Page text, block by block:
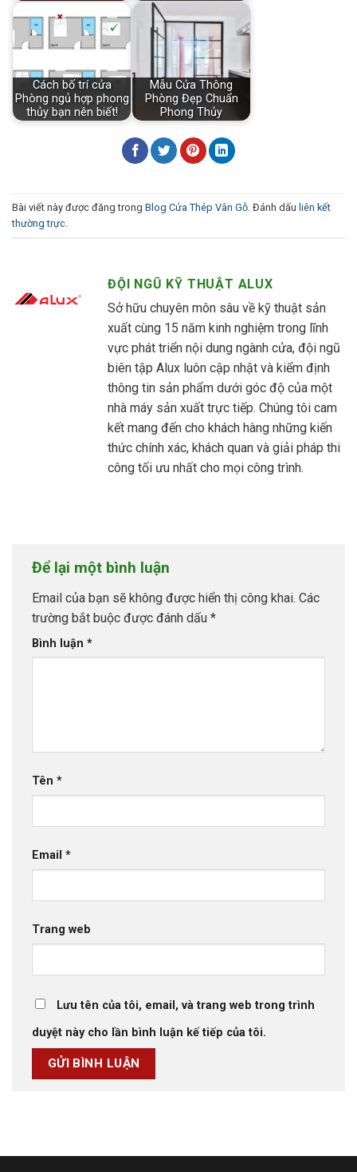
Cách bố trí cửa
Phòng ngủ hợp phong
thủy bạn nên biết!
Mẫu Cửa Thông
Phòng Đẹp Chuẩn
Phong Thủy
Bài viết này được đăng trong Blog Cửa Thép Vân Gỗ . Đánh dấu liên kết
thường trực
ĐỘI NGŨ KỸ THUẬT ALUX
Sở hữu chuyên môn sâu về kỹ thuật sản
xuất cùng 15 năm kinh nghiệm trong lĩnh
vực phát triển nội dung ngành cửa, đội ngũ
biên tập Alux luôn cập nhật và kiểm định
thông tin sản phẩm dưới góc độ của một
nhà máy sản xuất trực tiếp. Chúng tôi cam
kết mang đến cho khách hàng những kiến
thức chính xác, khách quan và giải pháp thi
công tối ưu nhất cho mọi công trình.
Để lại một bình luận
Email của bạn sẽ không được hiển thị công khai. Các
trường bắt buộc được đánh dấu *
Bình luận *
Tên *
Email *
Trang web
Lưu tên của tôi, email, và trang web trong trình
duyệt này cho lần bình luận kế tiếp của tôi.